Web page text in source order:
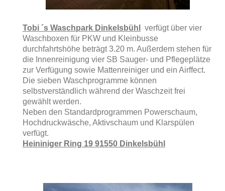
Tobi ´s Waschpark Dinkelsbühl
verfügt über vier
Waschboxen für PKW und Kleinbusse
durchfahrtshöhe beträgt 3.20 m. Außerdem stehen für
die Innenreinigung vier SB Sauger- und Pflegeplätze
zur Verfügung sowie Mattenreiniger und ein Airffect.
Die sieben Waschprogramme können
selbstverständlich während der Waschzeit frei
gewählt werden.
Neben den Standardprogrammen Powerschaum,
Hochdruckwäsche, Aktivschaum und Klarspülen
verfügt.
Heininiger Ring 19 91550 Dinkelsbühl